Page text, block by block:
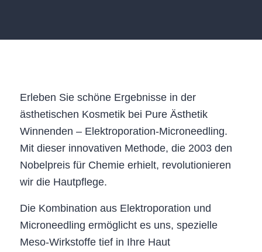
Erleben Sie schöne Ergebnisse in der
ästhetischen Kosmetik bei Pure Ästhetik
Winnenden – Elektroporation-Microneedling.
Mit dieser innovativen Methode, die 2003 den
Nobelpreis für Chemie erhielt, revolutionieren
wir die Hautpflege.
Die Kombination aus Elektroporation und
Microneedling ermöglicht es uns, spezielle
Meso-Wirkstoffe tief in Ihre Haut